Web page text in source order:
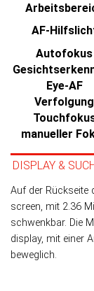
AF-
Autofokus
Eye-AF
Verfolgung
manueller
DISPLAY &
Auf der Rückseite
screen, mit 2.36
schwenk­bar. Die
display, mit einer
beweglich.